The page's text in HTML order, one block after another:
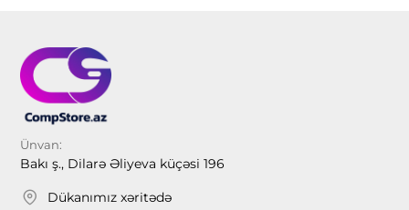
Ünvan:
Bakı ş., Dilarə Əliyeva küçəsi 196
Dükanımız xəritədə